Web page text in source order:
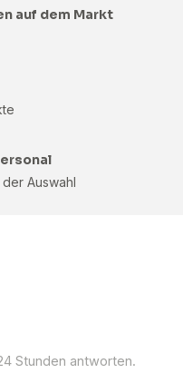
auf dem Markt
Auswahl
Stunden antworten.